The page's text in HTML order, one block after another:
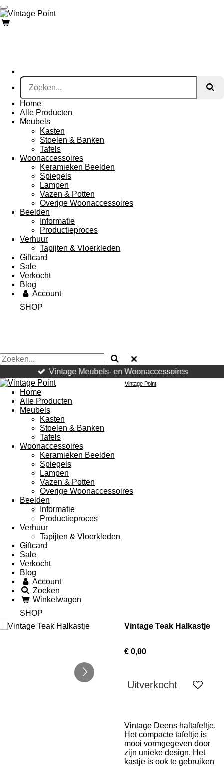
Ga
direct
naar
Home
Alle Producten
Meubels
Kasten
Stoelen & Banken
Tafels
Woonaccessoires
Keramieken Beelden
Spiegels
Lampen
Vazen & Potten
Overige Woonaccessoires
Beelden
Informatie
Productieproces
Verhuur
Tapijten & Vloerkleden
Giftcard
Sale
Verkocht
Blog
Account
SHOP
Vintage Meubels- en Woonaccessoires
Vintage Point
Home
Alle Producten
Meubels
Kasten
Stoelen & Banken
Tafels
Woonaccessoires
Keramieken Beelden
Spiegels
Lampen
Vazen & Potten
Overige Woonaccessoires
Beelden
Informatie
Productieproces
Verhuur
Tapijten & Vloerkleden
Giftcard
Sale
Verkocht
Blog
Account
Zoeken
Winkelwagen
SHOP
Vintage Teak Halkastje
€ 0,00
Uitverkocht
Vintage Deens haltafeltje.
Het compacte tafeltje is
mooi vormgegeven door
zijn unieke design. Het
kastje is ook te gebruiken